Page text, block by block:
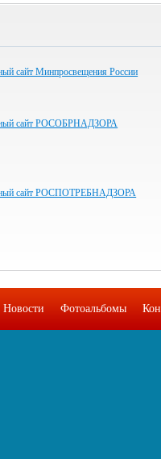
сайт Минпросвещения России
сайт РОСОБРНАДЗОРА
сайт РОСПОТРЕБНАДЗОРА
Новости Фотоальбомы